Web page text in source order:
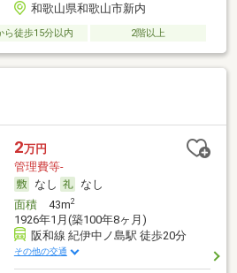
和歌山県和歌山市新内
ら徒歩15分以内 2階以上
2万円
管理費等-
なし
なし
面積43m2
1926年1月(築100年8ヶ月)
阪和線 紀伊中ノ島駅 徒歩20分
その他の交通